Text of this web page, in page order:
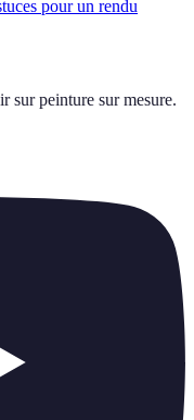
pour un rendu
sur peinture sur mesure.